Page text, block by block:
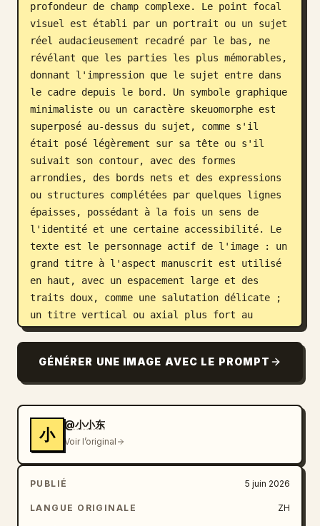
profondeur de champ complexe. Le point focal
visuel est établi par un portrait ou un sujet
réel audacieusement recadré par le bas, ne
révélant que les parties les plus mémorables,
donnant l'impression que le sujet entre dans
le cadre depuis le bord. Un symbole graphique
minimaliste ou un caractère skeuomorphe est
superposé au-dessus du sujet, comme s'il
était posé légèrement sur sa tête ou s'il
suivait son contour, avec des formes
arrondies, des bords nets et des expressions
ou structures complétées par quelques lignes
épaisses, possédant à la fois un sens de
l'identité et une certaine accessibilité. Le
texte est le personnage actif de l'image : un
grand titre à l'aspect manuscrit est utilisé
en haut, avec un espacement large et des
traits doux, comme une salutation délicate ;
un titre vertical ou axial plus fort au
centre établit une hiérarchie ; des
sur les bords, restant discrètes mais
précises, permettant à l'espace vide de
extraites du matériau, de l'émotion, de la
région ou de la sémantique de marque du
sujet, et mappées sur des couleurs de base
vives, des reflets nets sur le sujet, des
lignes structurelles sombres claires et de
petites quantités de couleurs d'accentuation
GÉNÉRER UNE IMAGE AVEC LE PROMPT
小
@小小东
Voir l’original
PUBLIÉ 5 juin 2026
LANGUE ORIGINALE ZH